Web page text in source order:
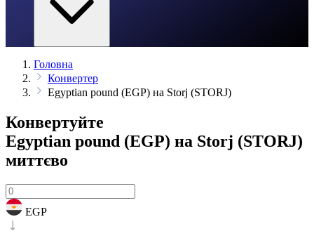
Головна
Конвертер
Egyptian pound (EGP) на Storj (STORJ)
Конвертуйте
Egyptian pound (EGP) на Storj (STORJ)
миттєво
EGP